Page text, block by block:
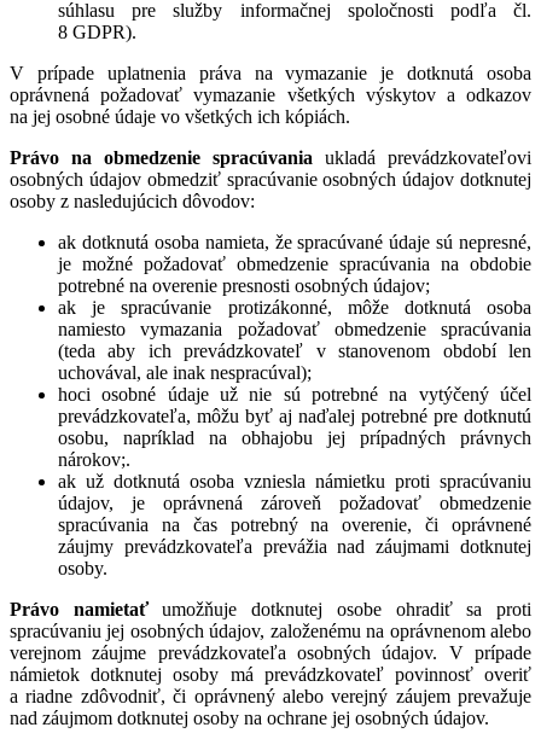
súhlasu pre služby informačnej spoločnosti podľa čl.
8 GDPR).
V prípade uplatnenia práva na vymazanie je dotknutá osoba
oprávnená požadovať vymazanie všetkých výskytov a odkazov
na jej osobné údaje vo všetkých ich kópiách.
Právo na obmedzenie spracúvania ukladá prevádzkovateľovi
osobných údajov obmedziť spracúvanie osobných údajov dotknutej
osoby z nasledujúcich dôvodov:
ak dotknutá osoba namieta, že spracúvané údaje sú nepresné,
je možné požadovať obmedzenie spracúvania na obdobie
potrebné na overenie presnosti osobných údajov;
ak je spracúvanie protizákonné, môže dotknutá osoba
namiesto vymazania požadovať obmedzenie spracúvania
(teda aby ich prevádzkovateľ v stanovenom období len
uchovával, ale inak nespracúval);
hoci osobné údaje už nie sú potrebné na vytýčený účel
prevádzkovateľa, môžu byť aj naďalej potrebné pre dotknutú
osobu, napríklad na obhajobu jej prípadných právnych
nárokov;.
ak už dotknutá osoba vzniesla námietku proti spracúvaniu
údajov, je oprávnená zároveň požadovať obmedzenie
spracúvania na čas potrebný na overenie, či oprávnené
záujmy prevádzkovateľa prevážia nad záujmami dotknutej
osoby.
Právo namietaťumožňuje dotknutej osobe ohradiť sa proti
spracúvaniu jej osobných údajov, založenému na oprávnenom alebo
verejnom záujme prevádzkovateľa osobných údajov. V prípade
námietok dotknutej osoby má prevádzkovateľ povinnosť overiť
a riadne zdôvodniť, či oprávnený alebo verejný záujem prevažuje
nad záujmom dotknutej osoby na ochrane jej osobných údajov.